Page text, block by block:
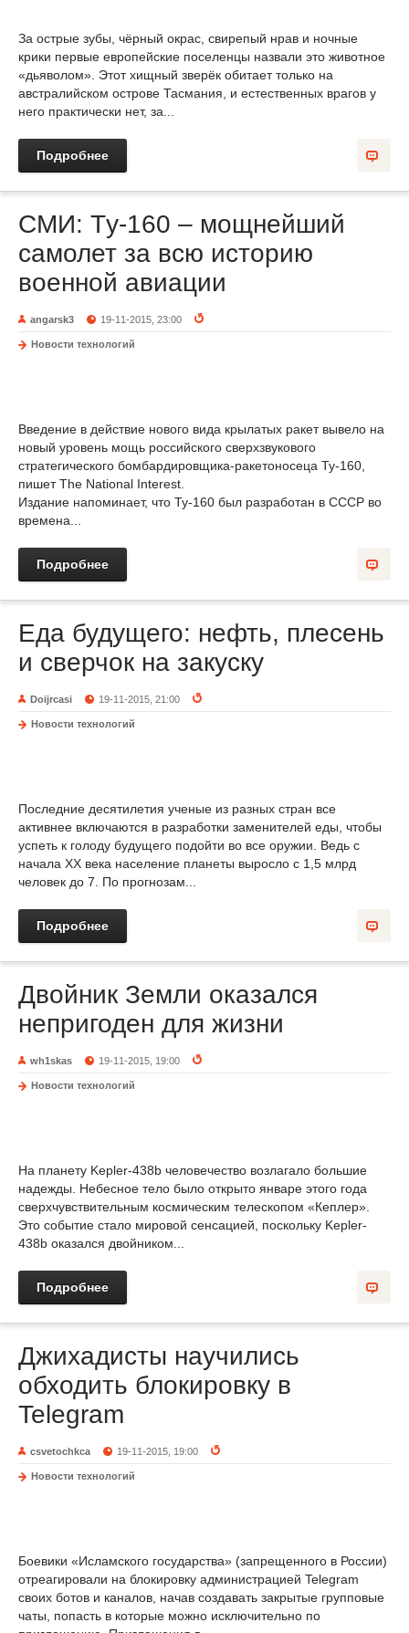
За острые зубы, чёрный окрас, свирепый нрав и ночные
крики первые европейские поселенцы назвали это животное
«дьяволом». Этот хищный зверёк обитает только на
австралийском острове Тасмания, и естественных врагов у
него практически нет, за...
Подробнее
СМИ: Tу-160 – мощнейший
самолет за всю историю
военной авиации
angarsk3 19-11-2015, 23:00
Новости технологий
Введение в действие нового вида крылатых ракет вывело на
новый уровень мощь российского сверхзвукового
стратегического бомбардировщика-ракетоносеца Ту-160,
пишет The National Interest.
Издание напоминает, что Ту-160 был разработан в СССР во
времена...
Подробнее
Еда будущего: нефть, плесень
и сверчок на закуску
Doijrcasi 19-11-2015, 21:00
Новости технологий
Последние десятилетия ученые из разных стран все
активнее включаются в разработки заменителей еды, чтобы
успеть к голоду будущего подойти во все оружии. Ведь с
начала XX века население планеты выросло с 1,5 млрд
человек до 7. По прогнозам...
Подробнее
Двойник Земли оказался
непригоден для жизни
wh1skas 19-11-2015, 19:00
Новости технологий
На планету Kepler-438b человечество возлагало большие
надежды. Небесное тело было открыто январе этого года
сверхчувствительным космическим телескопом «Кеплер».
Это событие стало мировой сенсацией, поскольку Kepler-
438b оказался двойником...
Подробнее
Джихадисты научились
обходить блокировку в
Telegram
csvetochkca 19-11-2015, 19:00
Новости технологий
Боевики «Исламского государства» (запрещенного в России)
отреагировали на блокировку администрацией Telegram
своих ботов и каналов, начав создавать закрытые групповые
чаты, попасть в которые можно исключительно по